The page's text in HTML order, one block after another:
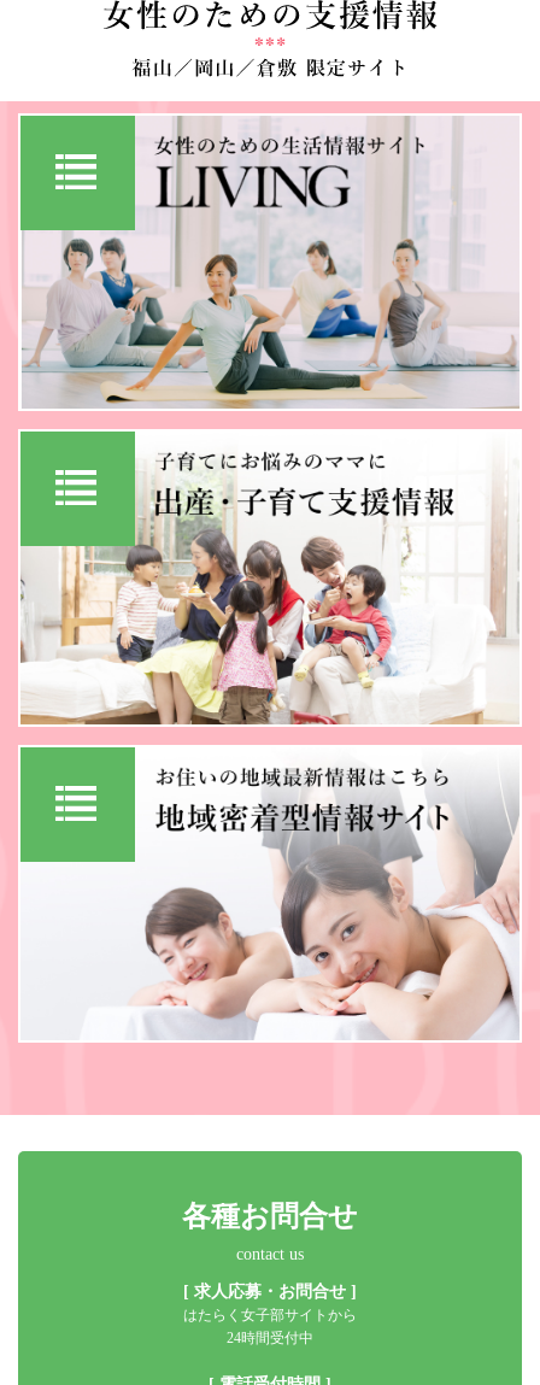
各種お問合せ
contact us
[ 求人応募・お問合せ ]
はたらく女子部サイトから
24時間受付中